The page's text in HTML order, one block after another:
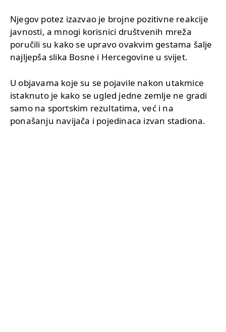
Njegov potez izazvao je brojne pozitivne reakcije
javnosti, a mnogi korisnici društvenih mreža
poručili su kako se upravo ovakvim gestama šalje
najljepša slika Bosne i Hercegovine u svijet.
U objavama koje su se pojavile nakon utakmice
istaknuto je kako se ugled jedne zemlje ne gradi
samo na sportskim rezultatima, već i na
ponašanju navijača i pojedinaca izvan stadiona.